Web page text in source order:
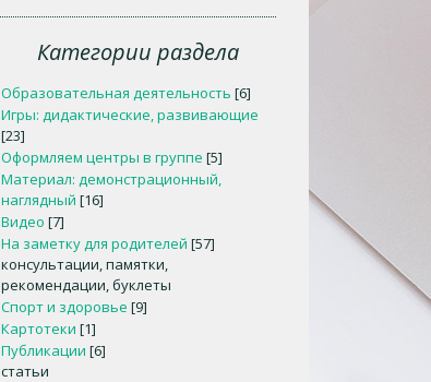
Категории раздела
Образовательная деятельность [6]
Игры: дидактические, развивающие
[23]
Оформляем центры в группе [5]
Материал: демонстрационный,
наглядный [16]
Видео [7]
На заметку для родителей [57]
консультации, памятки,
рекомендации, буклеты
Спорт и здоровье [9]
Картотеки [1]
Публикации [6]
статьи